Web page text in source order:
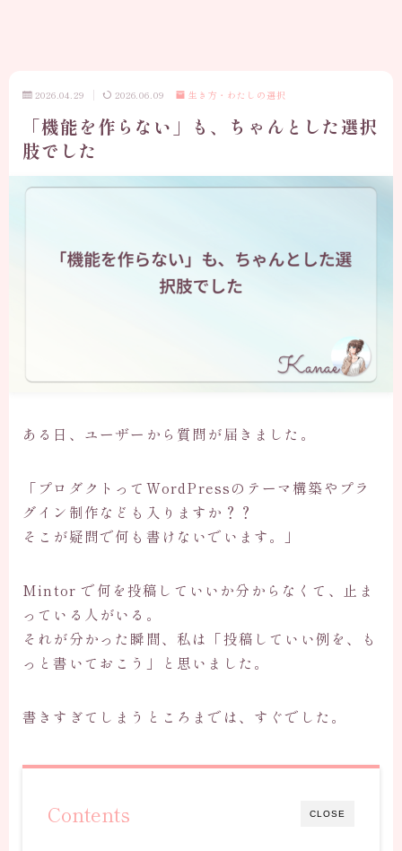
2026.04.29 2026.06.09 生き方・わたしの選択
「機能を作らない」も、ちゃんとした選択
肢でした
ある日、ユーザーから質問が届きました。
「プロダクトってWordPressのテーマ構築やプラ
グイン制作なども入りますか？？
そこが疑問で何も書けないでいます。」
Mintor で何を投稿していいか分からなくて、止ま
っている人がいる。
それが分かった瞬間、私は「投稿していい例を、も
っと書いておこう」と思いました。
書きすぎてしまうところまでは、すぐでした。
CLOSE
Contents